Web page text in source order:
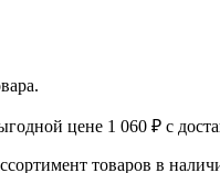
цене 1 060 ₽ с
товаров в